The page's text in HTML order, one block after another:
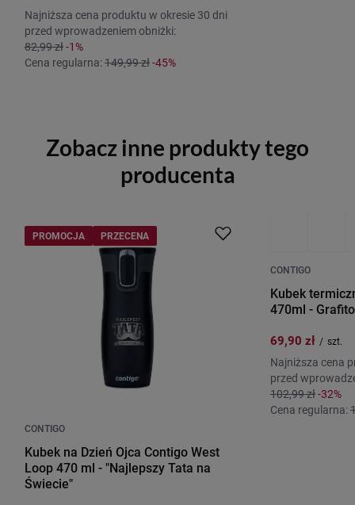
Najniższa cena produktu w okresie 30 dni
przed wprowadzeniem obniżki:
82,99 zł-1%
Cena regularna:149,99 zł-45%
Zobacz inne produkty tego
producenta
PROMOCJA PRZECENA
CONTIGO
Kubek na Dzień Ojca Contigo West
Loop 470 ml - "Najlepszy Tata na
Świecie"
CONTIGO
Kubek
470ml -
69,90 zł / szt.
Najniższa cena
przed
102,99 zł-32%
Cena regularna: